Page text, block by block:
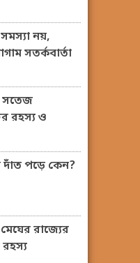
নয়,
সতর্কবার্তা
সতেজ
রহস্য ও
দাঁত পড়ে কেন?
রাজ্যের